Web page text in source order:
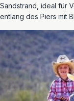
Sandstrand, ideal für
entlang des Piers mit